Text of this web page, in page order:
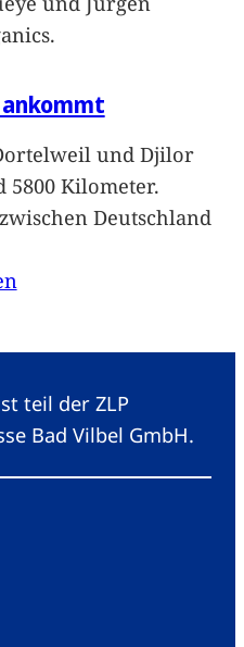
ankommt
und Djilor
5800 Kilometer.
Deutschland
teil der ZLP
Bad Vilbel GmbH.